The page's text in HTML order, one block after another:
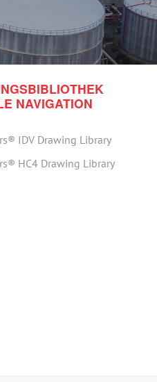
NAVIGATION
IDV Drawing Library
HC4 Drawing Library